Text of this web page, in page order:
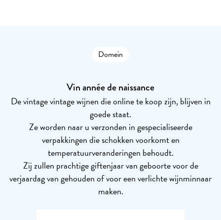
Domein
Vin année de naissance
De vintage vintage wijnen die online te koop zijn, blijven in
goede staat.
Ze worden naar u verzonden in gespecialiseerde
verpakkingen die schokken voorkomt en
temperatuurveranderingen behoudt.
Zij zullen prachtige giftenjaar van geboorte voor de
verjaardag van gehouden of voor een verlichte wijnminnaar
maken.